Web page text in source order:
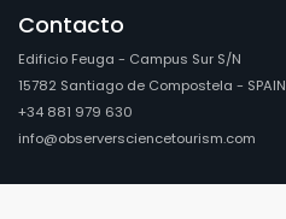
Contacto
Edificio Feuga - Campus Sur S/N
15782 Santiago de Compostela - SPAIN
+34 881 979 630
info@observersciencetourism.com